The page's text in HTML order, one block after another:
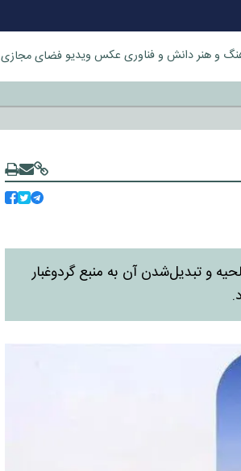
و هنردانش و فناوری عکس ویدیوفضای مجازی
و تبدیل‌شدن آن به منبع گردوغبار